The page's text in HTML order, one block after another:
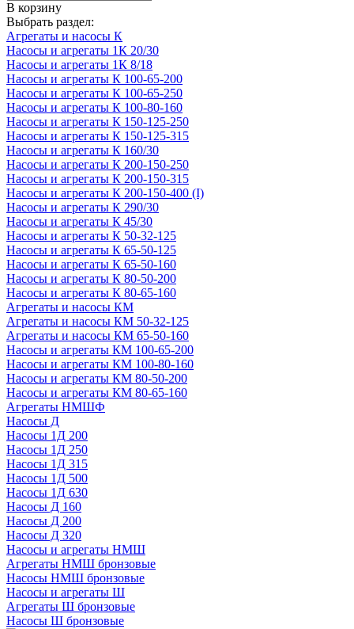
В корзину
Выбрать раздел:
Агрегаты и насосы К
Насосы и агрегаты 1К 20/30
Насосы и агрегаты 1К 8/18
Насосы и агрегаты К 100-65-200
Насосы и агрегаты К 100-65-250
Насосы и агрегаты К 100-80-160
Насосы и агрегаты К 150-125-250
Насосы и агрегаты К 150-125-315
Насосы и агрегаты К 160/30
Насосы и агрегаты К 200-150-250
Насосы и агрегаты К 200-150-315
Насосы и агрегаты К 200-150-400 (I)
Насосы и агрегаты К 290/30
Насосы и агрегаты К 45/30
Насосы и агрегаты К 50-32-125
Насосы и агрегаты К 65-50-125
Насосы и агрегаты К 65-50-160
Насосы и агрегаты К 80-50-200
Насосы и агрегаты К 80-65-160
Агрегаты и насосы КМ
Агрегаты и насосы КМ 50-32-125
Агрегаты и насосы КМ 65-50-160
Насосы и агрегаты КМ 100-65-200
Насосы и агрегаты КМ 100-80-160
Насосы и агрегаты КМ 80-50-200
Насосы и агрегаты КМ 80-65-160
Агрегаты НМШФ
Насосы Д
Насосы 1Д 200
Насосы 1Д 250
Насосы 1Д 315
Насосы 1Д 500
Насосы 1Д 630
Насосы Д 160
Насосы Д 200
Насосы Д 320
Насосы и агрегаты НМШ
Агрегаты НМШ бронзовые
Насосы НМШ бронзовые
Насосы и агрегаты Ш
Агрегаты Ш бронзовые
Насосы Ш бронзовые